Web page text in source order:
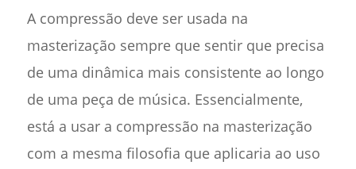
A compressão deve ser usada na
masterização sempre que sentir que precisa
de uma dinâmica mais consistente ao longo
de uma peça de música. Essencialmente,
está a usar a compressão na masterização
com a mesma filosofia que aplicaria ao uso